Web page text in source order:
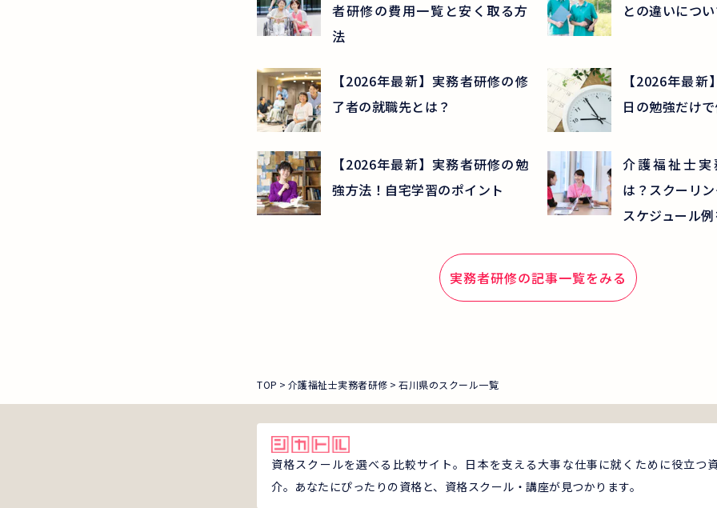
者研修の費用一覧と安く取る方
法
との違いにつ
【2026年最新】実務者研修の修
了者の就職先とは？
【2026年最
日の勉強だけ
【2026年最新】実務者研修の勉
強方法！自宅学習のポイント
介護福祉士
は？スクーリ
スケジュール
実務者研修の記事一覧をみる
TOP 介護福祉士実務者研修 石川県のスクール一覧
資格スクールを選べる比較サイト。日本を支える大事な仕事に就くために役立つ
介。あなたにぴったりの資格と、資格スクール・講座が見つかります。